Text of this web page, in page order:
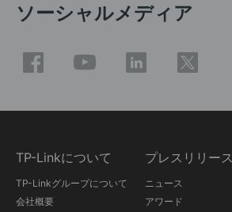
ソーシャルメディア
TP-Linkについて
TP-Linkグループについて
会社概要
プレスリリース
ニュース
アワード